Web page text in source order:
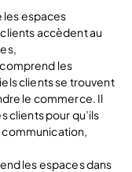
les espaces
accèdent au
les
clients se trouvent
le commerce. Il
clients pour qu’ils
communication,
les espaces dans